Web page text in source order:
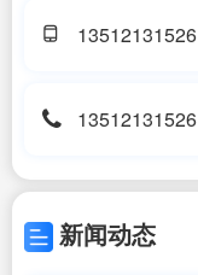
13512131526
13512131526
新闻动态